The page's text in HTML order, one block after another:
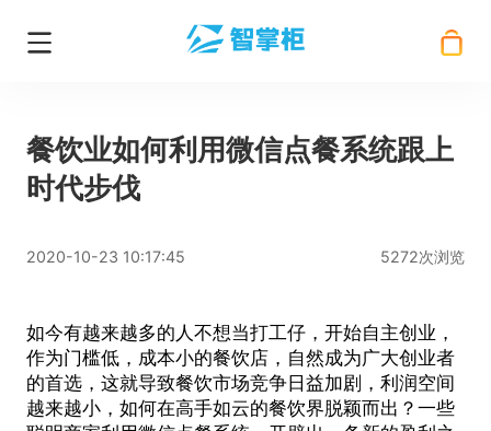
餐饮业如何利用微信点餐系统跟上
时代步伐
2020-10-23 10:17:45 5272次浏览
如今有越来越多的人不想当打工仔，开始自主创业，
作为门槛低，成本小的餐饮店，自然成为广大创业者
的首选，这就导致餐饮市场竞争日益加剧，利润空间
越来越小，如何在高手如云的餐饮界脱颖而出？一些